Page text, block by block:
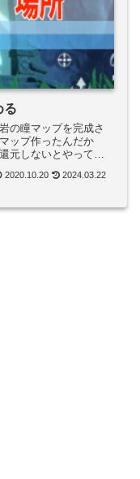
る
の瞳マップを完成さ
ップ作ったんだか
元しないとやってら
2020.10.20 2024.03.22